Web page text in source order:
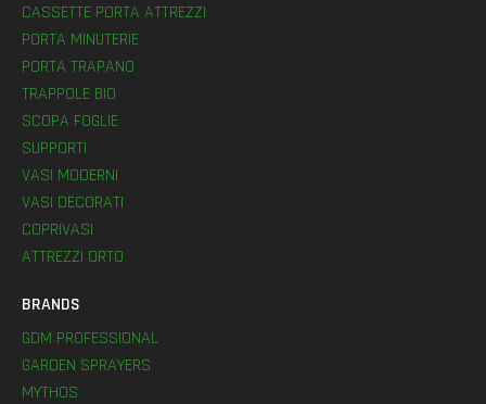
CASSETTE PORTA ATTREZZI
PORTA MINUTERIE
PORTA TRAPANO
TRAPPOLE BIO
SCOPA FOGLIE
SUPPORTI
VASI MODERNI
VASI DECORATI
COPRIVASI
ATTREZZI ORTO
BRANDS
GDM PROFESSIONAL
GARDEN SPRAYERS
MYTHOS